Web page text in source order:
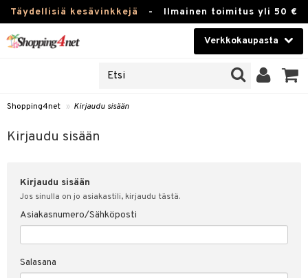
Täydellisiä kesävinkkejä - Ilmainen toimitus yli 50 €
Verkkokaupasta
Piilolinssit
Luontaistuotteet
Fitness
Koti & Sisustus
Lelut, Lapsi & Vauva
Tuotemerkkejä
Shopping4net » Kirjaudu sisään
Kirjaudu sisään
Kirjaudu sisään
Jos sinulla on jo asiakastili, kirjaudu tästä.
Asiakasnumero/Sähköposti
Salasana
sisään
& vastauksia
myyntiehdot